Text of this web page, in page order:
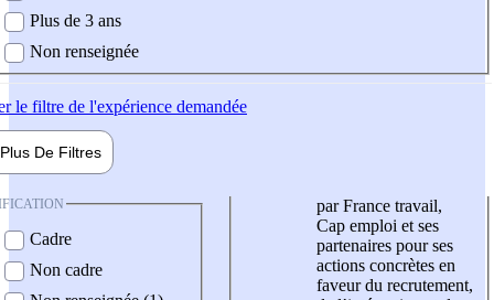
Plus de 3 ans
Non renseignée
le filtre de l'expérience demandée
Plus De Filtres
Cadre
Non cadre
par France travail,
Cap emploi et ses
partenaires pour ses
actions concrètes en
faveur du recrutement,